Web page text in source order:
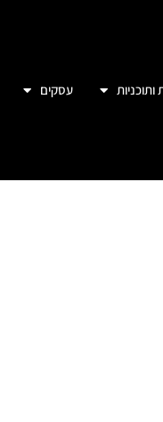
ותוכניות עסקים